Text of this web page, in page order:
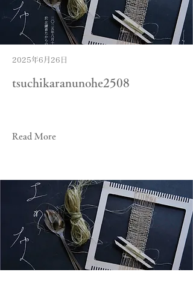
2025年6月26日
tsuchikaranunohe2508
Read More